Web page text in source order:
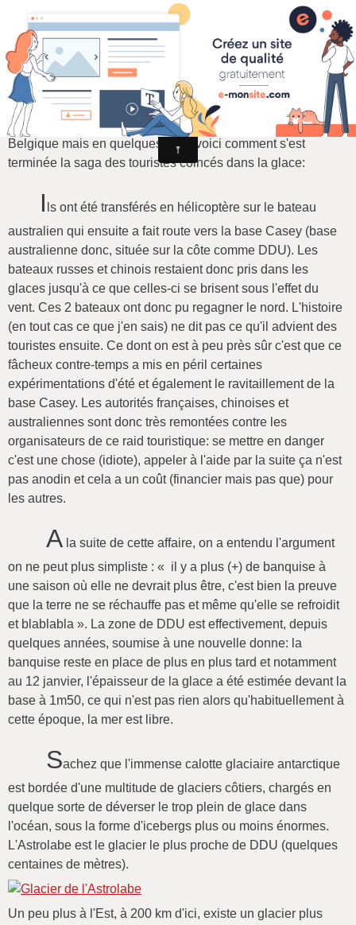
La croisière ne s'amuse plus
e ne sais pas si les infos ont suivi en France ou
Belgique mais en quelques mots voici comment s'est
terminée la saga des touristes coincés dans la glace:
I ls ont été transférés en hélicoptère sur le bateau
australien qui ensuite a fait route vers la base Casey (base
australienne donc, située sur la côte comme DDU). Les
bateaux russes et chinois restaient donc pris dans les
glaces jusqu'à ce que celles-ci se brisent sous l'effet du
vent. Ces 2 bateaux ont donc pu regagner le nord. L'histoire
(en tout cas ce que j'en sais) ne dit pas ce qu'il advient des
touristes ensuite. Ce dont on est à peu près sûr c'est que ce
fâcheux contre-temps a mis en péril certaines
expérimentations d'été et également le ravitaillement de la
base Casey. Les autorités françaises, chinoises et
australiennes sont donc très remontées contre les
organisateurs de ce raid touristique: se mettre en danger
c'est une chose (idiote), appeler à l'aide par la suite ça n'est
pas anodin et cela a un coût (financier mais pas que) pour
les autres.
A la suite de cette affaire, on a entendu l'argument
on ne peut plus simpliste : « il y a plus (+) de banquise à
une saison où elle ne devrait plus être, c'est bien la preuve
que la terre ne se réchauffe pas et même qu'elle se refroidit
et blablabla ». La zone de DDU est effectivement, depuis
quelques années, soumise à une nouvelle donne: la
banquise reste en place de plus en plus tard et notamment
au 12 janvier, l'épaisseur de la glace a été estimée devant la
base à 1m50, ce qui n'est pas rien alors qu'habituellement à
cette époque, la mer est libre.
Sachez que l'immense calotte glaciaire antarctique
est bordée d'une multitude de glaciers côtiers, chargés en
quelque sorte de déverser le trop plein de glace dans
l'océan, sous la forme d'icebergs plus ou moins énormes.
L'Astrolabe est le glacier le plus proche de DDU (quelques
centaines de mètres).
Un peu plus à l'Est, à 200 km d'ici, existe un glacier plus